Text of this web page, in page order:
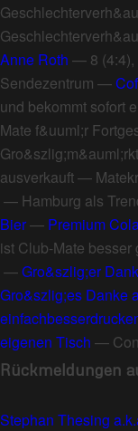
Anne Roth — 8
Sendezentrum —
und bekommt sofort
Mate f&uuml;r
ausverkauft—
— Hamburg als
Bier— Premium
ist Club-Mate
—Gro&szlig;er
Gro&szlig;es Danke
eigenen Tisch —
Rückmeldungen
Stephan Thesing